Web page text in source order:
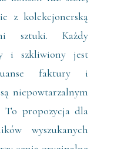
z kolekcjonerską
sztuki. Każdy
i szkliwiony jest
faktury i
niepowtarzalnym
To propozycja dla
wyszukanych